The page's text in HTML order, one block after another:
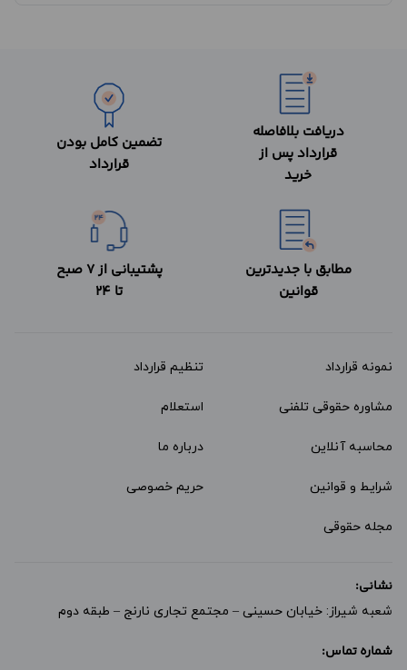
دریافت بلافاصله
قرارداد پس از
خرید
تضمین کامل بودن
قرارداد
مطابق با جدیدترین
قوانین
پشتیبانی از 7 صبح
تا 24
نمونه قرارداد‌ تنظیم قرارداد
مشاوره حقوقی تلفنی استعلام
محاسبه آنلاین درباره ما
شرایط و قوانین حریم خصوصی
مجله حقوقی
نشانی:
شعبه شیراز: خیابان حسینی – مجتمع تجاری نارنج – طبقه دوم
شماره تماس: